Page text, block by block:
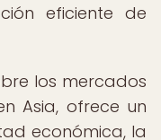
eficiente de
los mercados
Asia, ofrece un
económica, la